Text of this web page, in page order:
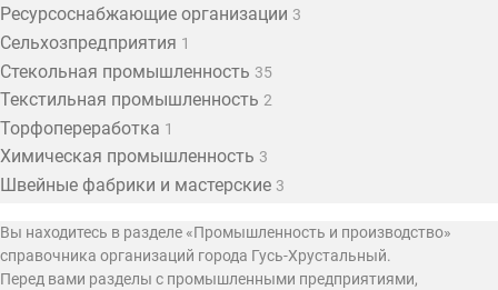
Ресурсоснабжающие организации 3
Сельхозпредприятия 1
Стекольная промышленность 35
Текстильная промышленность 2
Торфопереработка 1
Химическая промышленность 3
Швейные фабрики и мастерские 3
Вы находитесь в разделе «Промышленность и производство»
справочника организаций города Гусь-Хрустальный.
Перед вами разделы с промышленными предприятиями,